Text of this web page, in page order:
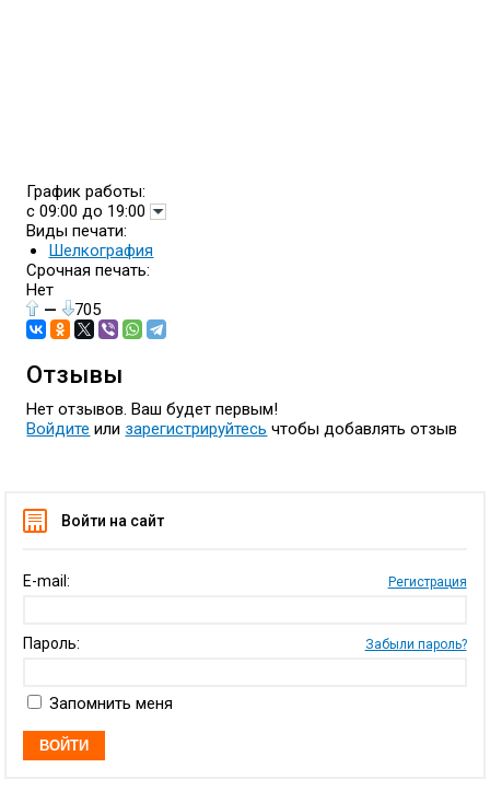
График работы:
с 09:00 до 19:00
Виды печати:
Шелкография
Срочная печать:
Нет
—
705
Отзывы
Нет отзывов. Ваш будет первым!
Войдите или зарегистрируйтесь чтобы добавлять отзыв
Войти на сайт
E-mail: Регистрация
Пароль: Забыли пароль?
Запомнить меня